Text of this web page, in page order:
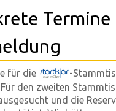
Termine
für die
-
den zweiten
und die